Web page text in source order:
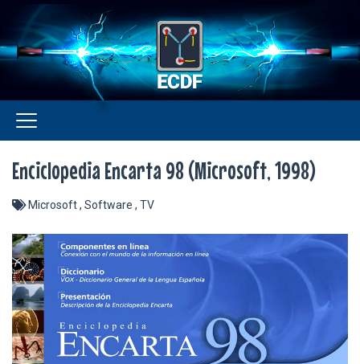
Enciclopedia Encarta 98 (Microsoft, 1998)
Microsoft, Software , TV